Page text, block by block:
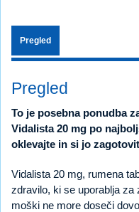
Pregled
Pregled
To je posebna ponudba
Vidalista 20 mg po
oklevajte in si jo
Vidalista 20 mg, rumena
zdravilo, ki se uporablja za
moški ne more doseči